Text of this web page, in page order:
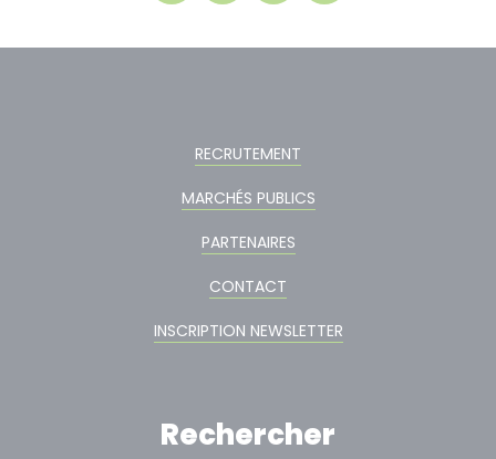
RECRUTEMENT
MARCHÉS PUBLICS
PARTENAIRES
CONTACT
INSCRIPTION NEWSLETTER
Rechercher